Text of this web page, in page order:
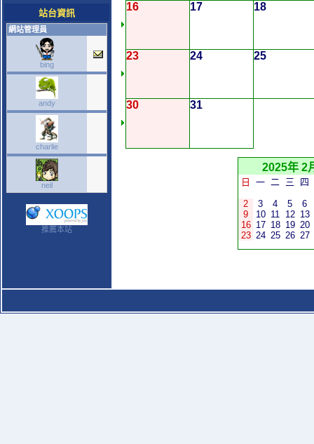
站台資訊
網站管理員
bing
andy
charlie
neil
推薦本站
16 17 18
23 24 25
30 31
2025年 2
日 一 二 三 四
2 3 4 5
6
9
10 11 12 13
16 17 18 19 20
23 24 25 26 27